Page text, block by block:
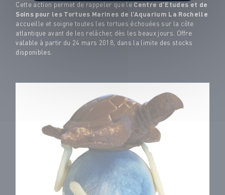
Cette action permet de rappeler que le Centre d’Etudes et de
Soins pour les Tortues Marines de l’Aquarium La Rochelle
accueille et soigne toutes les tortues échouées sur la côte
atlantique avant de les relâcher, dès les beaux jours. Offre
valable à partir du 24 mars 2018, dans la limite des stocks
disponibles.